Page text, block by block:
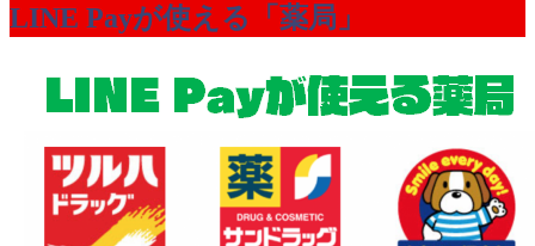
LINE Payが使える「薬局」